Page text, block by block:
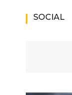
SOCIAL